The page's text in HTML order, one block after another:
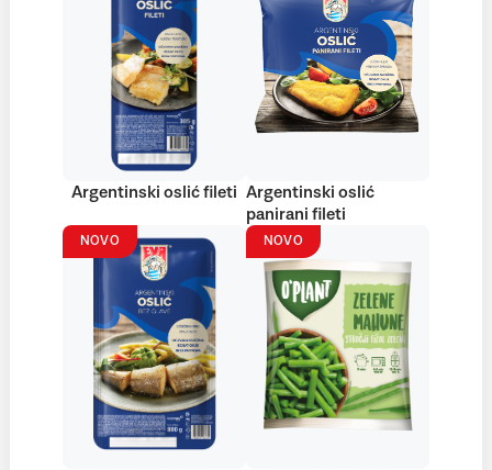
Argentinski oslić fileti Argentinski oslić
panirani fileti
NOVO NOVO